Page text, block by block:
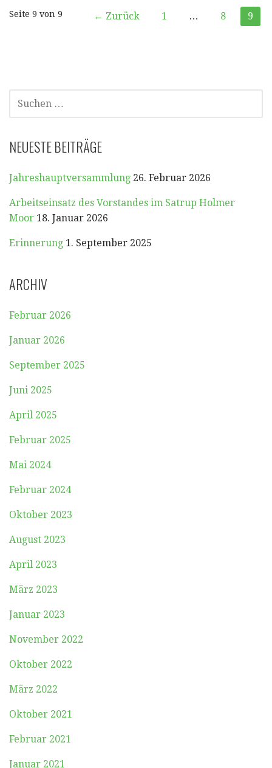
Beitrag
Seite 9 von 9 ← Zurück 1 … 8 9
SUCHEN
NACH:
NEUESTE BEITRÄGE
Jahreshauptversammlung 26. Februar 2026
Arbeitseinsatz des Vorstandes im Satrup Holmer
Moor 18. Januar 2026
Erinnerung 1. September 2025
ARCHIV
Februar 2026
Januar 2026
September 2025
Juni 2025
April 2025
Februar 2025
Mai 2024
Februar 2024
Oktober 2023
August 2023
April 2023
März 2023
Januar 2023
November 2022
Oktober 2022
März 2022
Oktober 2021
Februar 2021
Januar 2021